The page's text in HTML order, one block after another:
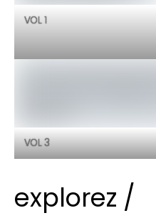
VOL 1
VOL 3
explorez /